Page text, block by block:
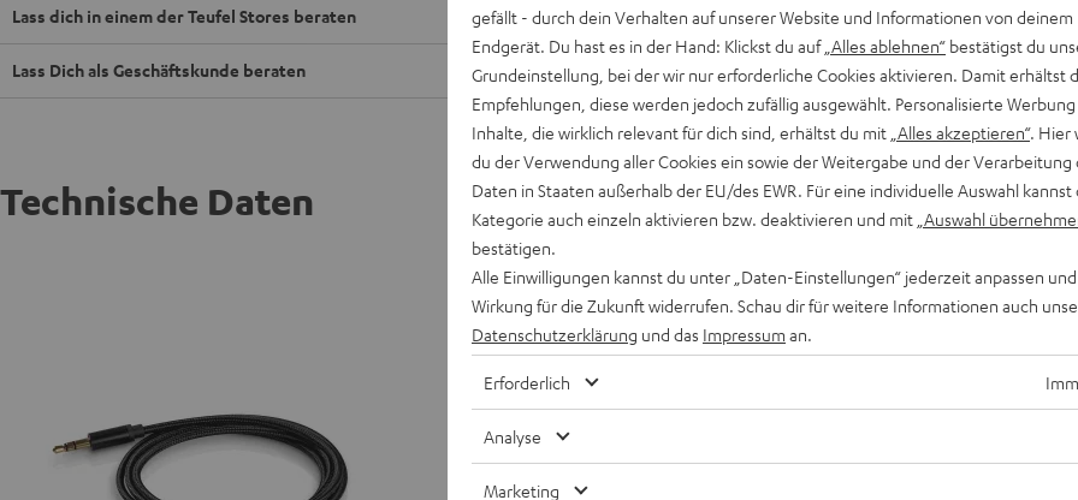
Lass dich in einem der Teufel Stores beraten
Lass Dich als Geschäftskunde beraten
Technische Daten
Lightning auf Kopfhöreranschluss Kabel
gefällt - durch dein Verhalten auf unserer Website und Informationen von deinem
Endgerät. Du hast es in der Hand: Klickst du auf „Alles ablehnen“ bestätigst du
Grundeinstellung, bei der wir nur erforderliche Cookies aktivieren. Damit erhältst
Empfehlungen, diese werden jedoch zufällig ausgewählt. Personalisierte
Inhalte, die wirklich relevant für dich sind, erhältst du mit „Alles akzeptieren“. Hier
du der Verwendung aller Cookies ein sowie der Weitergabe und der Verarbeitung
Daten in Staaten außerhalb der EU/des EWR. Für eine individuelle Auswahl kannst
Kategorie auch einzeln aktivieren bzw. deaktivieren und mit „Auswahl
bestätigen.
Alle Einwilligungen kannst du unter „Daten-Einstellungen“ jederzeit anpassen
Wirkung für die Zukunft widerrufen. Schau dir für weitere Informationen auch
Datenschutzerklärung und das Impressum an.
Erforderlich
Analyse
Marketing